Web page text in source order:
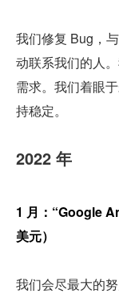
我们修复 Bug，
动联系我们的人
需求。我们着眼
持稳定。
2022 年
1 月：“Google
美元）
我们会尽最大的